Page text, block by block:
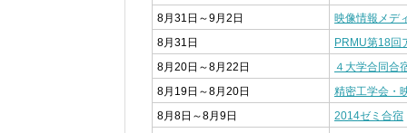
8月31日～9月2日
映像情報メデ
8月31日
PRMU第18回
8月20日～8月22日
４大学合同合
8月19日～8月20日
精密工学会・
8月8日～8月9日
2014ゼミ合宿